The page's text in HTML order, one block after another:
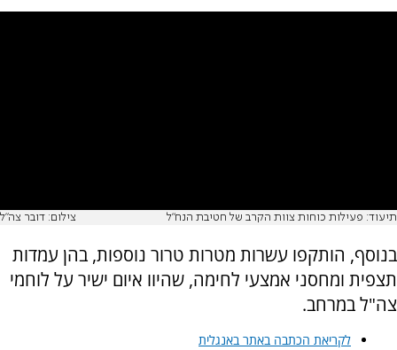
תיעוד: פעילות כוחות צוות הקרב של חטיבת הנח״ל צילום: דובר צה"ל
בנוסף, הותקפו עשרות מטרות טרור נוספות, בהן עמדות
תצפית ומחסני אמצעי לחימה, שהיוו איום ישיר על לוחמי
צה"ל במרחב.
לקריאת הכתבה באתר באנגלית